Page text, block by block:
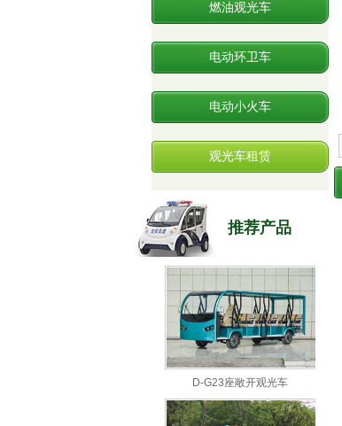
燃油观光车
电动环卫车
电动小火车
观光车租赁
推荐产品
D-G23座敞开观光车